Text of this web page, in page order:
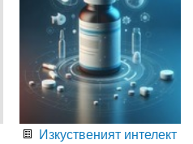
Изкуственият интелект